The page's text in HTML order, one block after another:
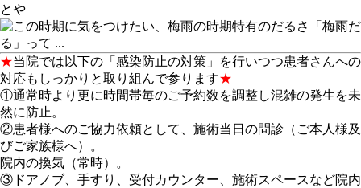
★当院では以下の「感染防止の対策」を行いつつ患者さんへの
対応もしっかりと取り組んで参ります★
①通常時より更に時間帯毎のご予約数を調整し混雑の発生を未
然に防止。
②患者様へのご協力依頼として、施術当日の問診（ご本人様及
びご家族様へ）。
院内の換気（常時）。
③ドアノブ、手すり、受付カウンター、施術スペースなど院内